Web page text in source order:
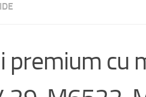
premium cu